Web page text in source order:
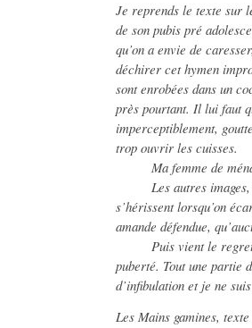
Je reprends le texte sur
de son pubis pré
qu’on a envie de
déchirer cet hymen
sont enrobées dans un
près pourtant. Il lui faut
imperceptiblement,
trop ouvrir les cuisses.
Ma femme de
Les autres images,
s’hérissent lorsqu’on
amande défendue,
Puis vient le regret
puberté. Tout une partie
d’infibulation et je ne
Les Mains gamines,